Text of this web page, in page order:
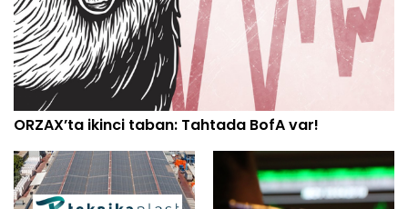
ORZAX’ta ikinci taban: Tahtada BofA var!